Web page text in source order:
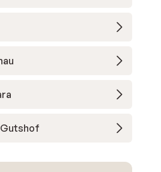
Gutshof